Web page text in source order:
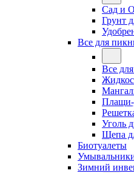
Сад и
Грунт
Все для
Все
Плащи-
Уголь
Щепа
Биотуалеты
Зимний